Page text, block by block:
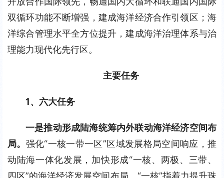
双循环功能不断增强，建成海洋经济合作引领区；海
洋综合管理水平全方位提升，建成海洋治理体系与治
理能力现代化先行区。
主要任务
1、六大任务
一是推动形成陆海统筹内外联动海洋经济空间布
局。 强化“一核一带一区”区域发展格局空间响应，推
动陆海一体化发展，加快形成“一核、两极、三带、
四区”的海洋经济发展空间布局。“一核”指着力提升珠